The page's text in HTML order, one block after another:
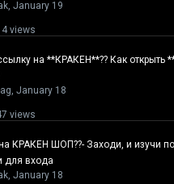
January 19
views
на **КРАКЕН**?? Как открыть
January 18
views
КРАКЕН ШОП??- Заходи, и изучи
для входа
January 18